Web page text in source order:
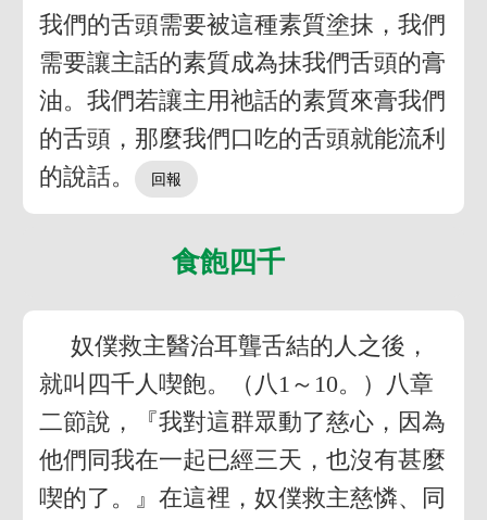
我們的舌頭需要被這種素質塗抹，我們
需要讓主話的素質成為抹我們舌頭的膏
油。我們若讓主用祂話的素質來膏我們
的舌頭，那麼我們口吃的舌頭就能流利
的說話。
食飽四千
奴僕救主醫治耳聾舌結的人之後，
就叫四千人喫飽。（八1～10。）八章
二節說，『我對這群眾動了慈心，因為
他們同我在一起已經三天，也沒有甚麼
喫的了。』在這裡，奴僕救主慈憐、同